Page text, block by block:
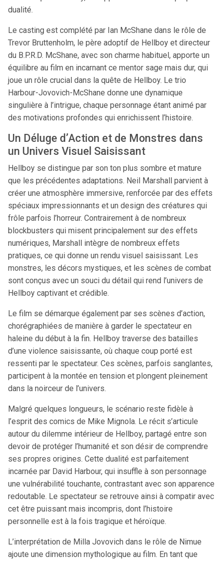
dualité.
Le casting est complété par Ian McShane dans le rôle de
Trevor Bruttenholm, le père adoptif de Hellboy et directeur
du B.P.R.D. McShane, avec son charme habituel, apporte un
équilibre au film en incarnant ce mentor sage mais dur, qui
joue un rôle crucial dans la quête de Hellboy. Le trio
Harbour-Jovovich-McShane donne une dynamique
singulière à l’intrigue, chaque personnage étant animé par
des motivations profondes qui enrichissent l’histoire.
Un Déluge d’Action et de Monstres dans
un Univers Visuel Saisissant
Hellboy se distingue par son ton plus sombre et mature
que les précédentes adaptations. Neil Marshall parvient à
créer une atmosphère immersive, renforcée par des effets
spéciaux impressionnants et un design des créatures qui
frôle parfois l’horreur. Contrairement à de nombreux
blockbusters qui misent principalement sur des effets
numériques, Marshall intègre de nombreux effets
pratiques, ce qui donne un rendu visuel saisissant. Les
monstres, les décors mystiques, et les scènes de combat
sont conçus avec un souci du détail qui rend l’univers de
Hellboy captivant et crédible.
Le film se démarque également par ses scènes d’action,
chorégraphiées de manière à garder le spectateur en
haleine du début à la fin. Hellboy traverse des batailles
d’une violence saisissante, où chaque coup porté est
ressenti par le spectateur. Ces scènes, parfois sanglantes,
participent à la montée en tension et plongent pleinement
dans la noirceur de l’univers.
Malgré quelques longueurs, le scénario reste fidèle à
l’esprit des comics de Mike Mignola. Le récit s’articule
autour du dilemme intérieur de Hellboy, partagé entre son
devoir de protéger l’humanité et son désir de comprendre
ses propres origines. Cette dualité est parfaitement
incarnée par David Harbour, qui insuffle à son personnage
une vulnérabilité touchante, contrastant avec son apparence
redoutable. Le spectateur se retrouve ainsi à compatir avec
cet être puissant mais incompris, dont l’histoire
personnelle est à la fois tragique et héroïque.
L’interprétation de Milla Jovovich dans le rôle de Nimue
ajoute une dimension mythologique au film. En tant que